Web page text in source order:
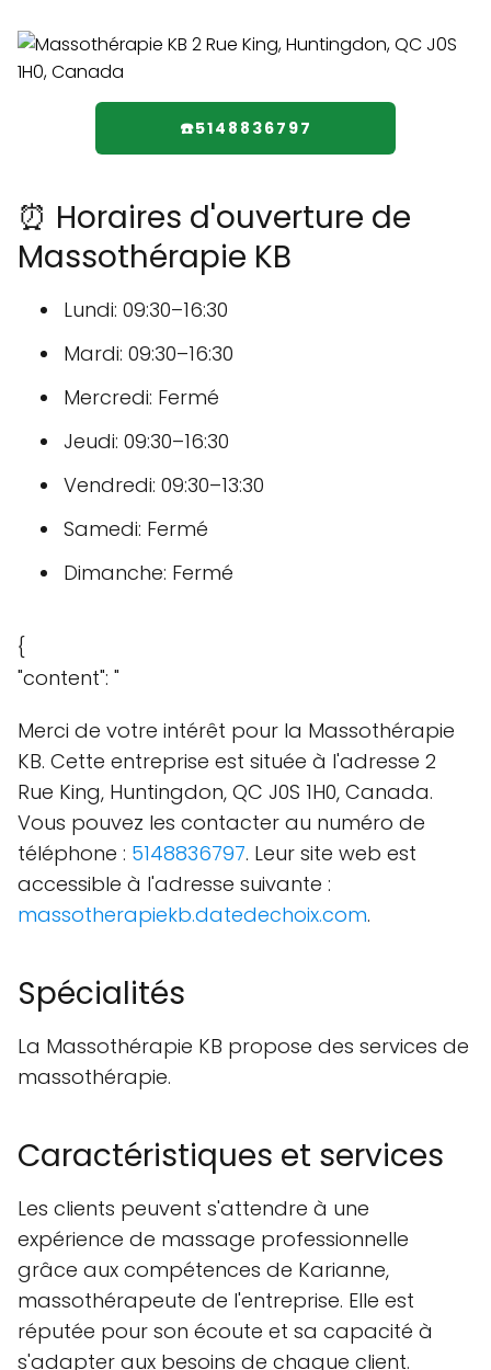
☎️5148836797
⏰ Horaires d'ouverture de
Massothérapie KB
Lundi: 09:30–16:30
Mardi: 09:30–16:30
Mercredi: Fermé
Jeudi: 09:30–16:30
Vendredi: 09:30–13:30
Samedi: Fermé
Dimanche: Fermé
{
"content": "
Merci de votre intérêt pour la Massothérapie
KB. Cette entreprise est située à l'adresse 2
Rue King, Huntingdon, QC J0S 1H0, Canada.
Vous pouvez les contacter au numéro de
téléphone : 5148836797. Leur site web est
accessible à l'adresse suivante :
massotherapiekb.datedechoix.com.
Spécialités
La Massothérapie KB propose des services de
massothérapie.
Caractéristiques et services
Les clients peuvent s'attendre à une
expérience de massage professionnelle
grâce aux compétences de Karianne,
massothérapeute de l'entreprise. Elle est
réputée pour son écoute et sa capacité à
s'adapter aux besoins de chaque client.